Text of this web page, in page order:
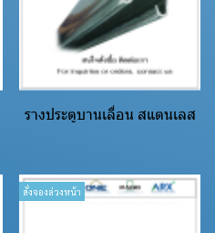
รางประตูบานเลื่อน สแตนเลส
สั่งจองล่วงหน้า